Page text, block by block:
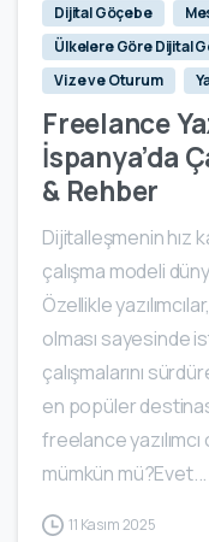
Dijital Göçebe
Ülkelere Göre Dijital
Vize ve Oturum
Freelance
İspanya’da
& Rehber
Dijitalleşmenin hız
çalışma modeli
Özellikle
olması sayesinde
çalışmalarını
en popüler
freelance
mümkün mü?Evet...
11 Kasım 2025